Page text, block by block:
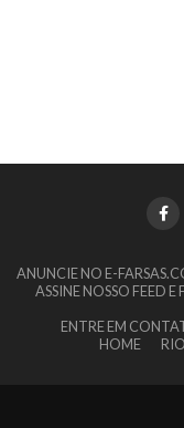
ANUNCIE NO E-
ASSINE NOSSO FEED
ENTRE EM
HOME